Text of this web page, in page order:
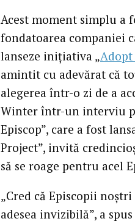
Acest moment simplu a
fondatoarea companiei
lanseze inițiativa „Adopt
amintit cu adevărat că
alegerea într-o zi de a
Winter într-un interviu
Episcop”, care a fost
Project”, invită
să se roage pentru acel
„Cred că Episcopii
adesea invizibilă”, a